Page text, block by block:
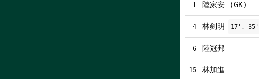
1 陸家安 (GK)
4 林釗明 17', 35'
6 陸冠邦
15 林加進